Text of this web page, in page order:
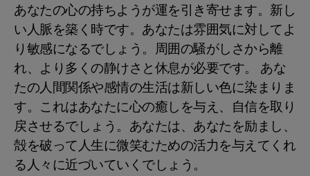
あなたの心の持ちようが運を引き寄せます。新し
い人脈を築く時です。あなたは雰囲気に対してよ
り敏感になるでしょう。周囲の騒がしさから離
れ、より多くの静けさと休息が必要です。 あな
たの人間関係や感情の生活は新しい色に染まりま
す。これはあなたに心の癒しを与え、自信を取り
戻させるでしょう。あなたは、あなたを励まし、
殻を破って人生に微笑むための活力を与えてくれ
る人々に近づいていくでしょう。